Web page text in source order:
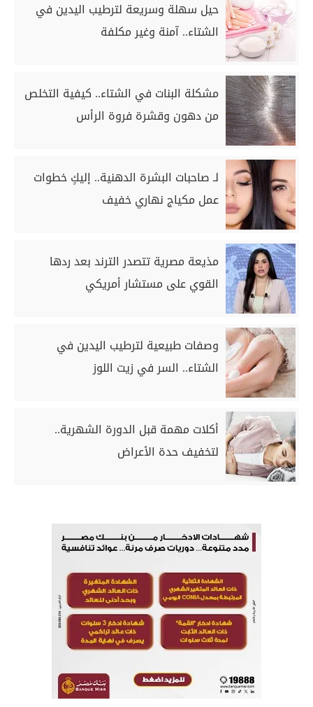
حيل سهلة وسريعة لترطيب اليدين في
الشتاء.. آمنة وغير مكلفة
مشكلة البنات في الشتاء.. كيفية التخلص
من دهون وقشرة فروة الرأس
لـ صاحبات البشرة الدهنية.. إليكٍ خطوات
عمل مكياج نهاري خفيف
مذيعة مصرية تتصدر الترند بعد ردها
القوي على مستشار أمريكي
وصفات طبيعية لترطيب اليدين في
الشتاء.. السر في زيت اللوز
أكلات مهمة قبل الدورة الشهرية..
لتخفيف حدة الأعراض